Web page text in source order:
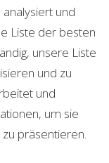
und
Liste der besten
unsere Liste
und zu
und
um sie
präsentieren.